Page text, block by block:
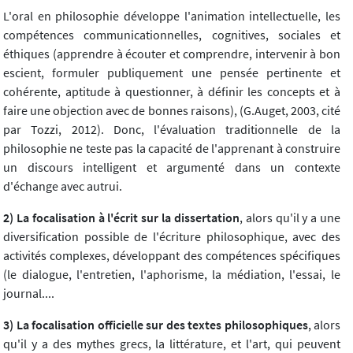
L'oral en philosophie développe l'animation intellectuelle, les
compétences communicationnelles, cognitives, sociales et
éthiques (apprendre à écouter et comprendre, intervenir à bon
escient, formuler publiquement une pensée pertinente et
cohérente, aptitude à questionner, à définir les concepts et à
faire une objection avec de bonnes raisons), (G.Auget, 2003, cité
par Tozzi, 2012). Donc, l'évaluation traditionnelle de la
philosophie ne teste pas la capacité de l'apprenant à construire
un discours intelligent et argumenté dans un contexte
d'échange avec autrui.
2) La focalisation à l'écrit sur la dissertation, alors qu'il y a une
diversification possible de l'écriture philosophique, avec des
activités complexes, développant des compétences spécifiques
(le dialogue, l'entretien, l'aphorisme, la médiation, l'essai, le
journal....
3) La focalisation officielle sur des textes philosophiques, alors
qu'il y a des mythes grecs, la littérature, et l'art, qui peuvent